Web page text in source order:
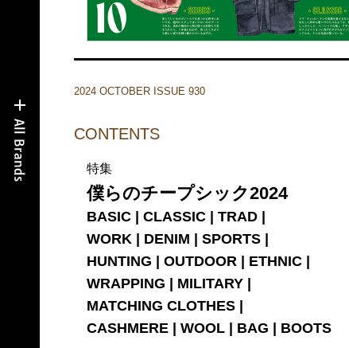
2024 OCTOBER ISSUE 930
CONTENTS
特集
僕らのチープシック2024
BASIC | CLASSIC | TRAD |
WORK | DENIM | SPORTS |
HUNTING | OUTDOOR | ETHNIC |
WRAPPING | MILITARY |
MATCHING CLOTHES |
CASHMERE | WOOL | BAG | BOOTS